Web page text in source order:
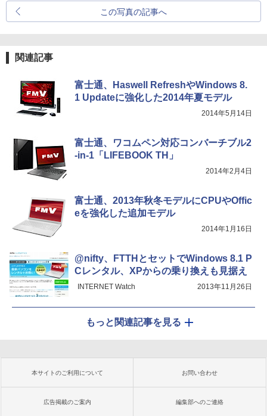
この写真の記事へ
関連記事
富士通、Haswell RefreshやWindows 8.
1 Updateに強化した2014年夏モデル
2014年5月14日
富士通、ワコムペン対応コンバーチブル2
-in-1「LIFEBOOK TH」
2014年2月4日
富士通、2013年秋冬モデルにCPUやOffic
eを強化した追加モデル
2014年1月16日
@nifty、FTTHとセットでWindows 8.1 P
Cレンタル、XPからの乗り換えも見据え
INTERNET Watch 2013年11月26日
もっと関連記事を見る
本サイトのご利用について お問い合わせ
広告掲載のご案内 編集部へのご連絡